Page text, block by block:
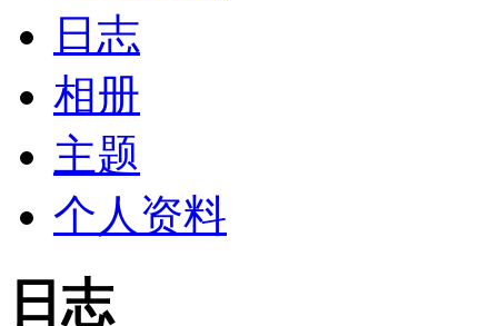
日志
相册
主题
个人资料
日志